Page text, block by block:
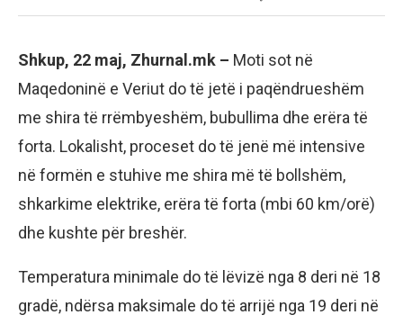
Shkup, 22 maj, Zhurnal.mk – Moti sot në
Maqedoninë e Veriut do të jetë i paqëndrueshëm
me shira të rrëmbyeshëm, bubullima dhe erëra të
forta. Lokalisht, proceset do të jenë më intensive
në formën e stuhive me shira më të bollshëm,
shkarkime elektrike, erëra të forta (mbi 60 km/orë)
dhe kushte për breshër.
Temperatura minimale do të lëvizë nga 8 deri në 18
gradë, ndërsa maksimale do të arrijë nga 19 deri në